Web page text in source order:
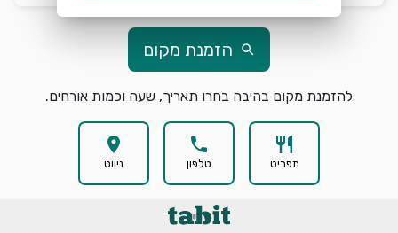
search הזמנת מקום
להזמנת מקום בהיבה בחרו תאריך, שעה וכמות אורחים.
restaurant
תפריט
phone
טלפון
location_on
ניווט